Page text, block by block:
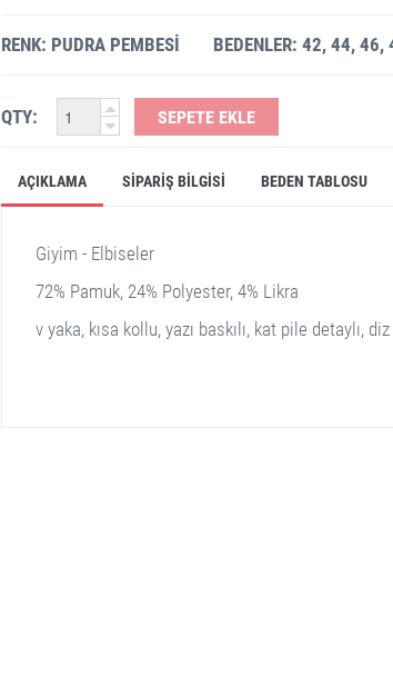
RENK: PUDRA PEMBESI BEDENLER: 42, 44, 46,
QTY: SEPETE EKLE
AÇIKLAMA SIPARIŞ BILGISI BEDEN TABLOSU
Giyim - Elbiseler
72% Pamuk, 24% Polyester, 4% Likra
v yaka, kısa kollu, yazı baskılı, kat pile detaylı,